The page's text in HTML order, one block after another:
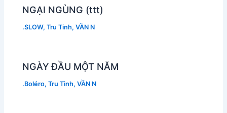
NGẠI NGÙNG (ttt)
.SLOW,Tru Tinh,VẦN N
NGÀY ĐẦU MỘT NĂM
.Boléro,Tru Tinh,VẦN N